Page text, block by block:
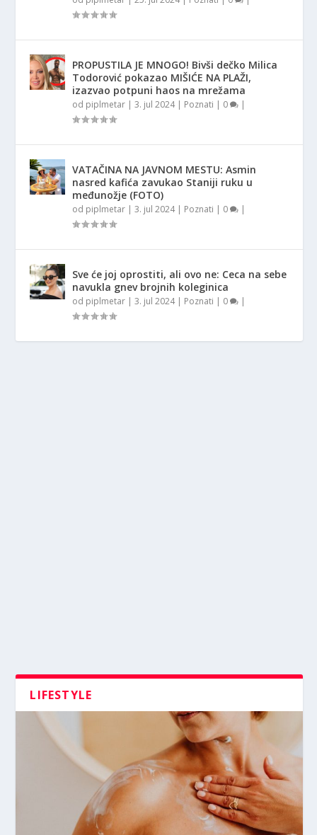
PROPUSTILA JE MNOGO! Bivši dečko Milica
Todorović pokazao MIŠIĆE NA PLAŽI,
izazvao potpuni haos na mrežama
od piplmetar |3. jul 2024| Poznati | 0 |
VATAČINA NA JAVNOM MESTU: Asmin
nasred kafića zavukao Staniji ruku u
međunožje (FOTO)
od piplmetar |3. jul 2024| Poznati | 0 |
Sve će joj oprostiti, ali ovo ne: Ceca na sebe
navukla gnev brojnih koleginica
od piplmetar |3. jul 2024| Poznati | 0 |
LIFESTYLE